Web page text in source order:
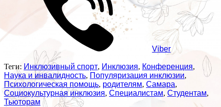
Viber
Теги: Инклюзивный спорт, Инклюзия, Конференция,
Наука и инвалидность, Популяризация инклюзии,
Психологическая помощь, родителям, Самара,
Социокультурная инклюзия, Специалистам, Студентам,
Тьюторам